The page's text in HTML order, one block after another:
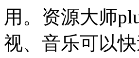
用。资源大师
视、音乐可以